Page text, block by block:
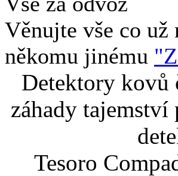
Věnujte vše co už
někomu jinému
Detektory kovů
záhady tajemství
Tesoro